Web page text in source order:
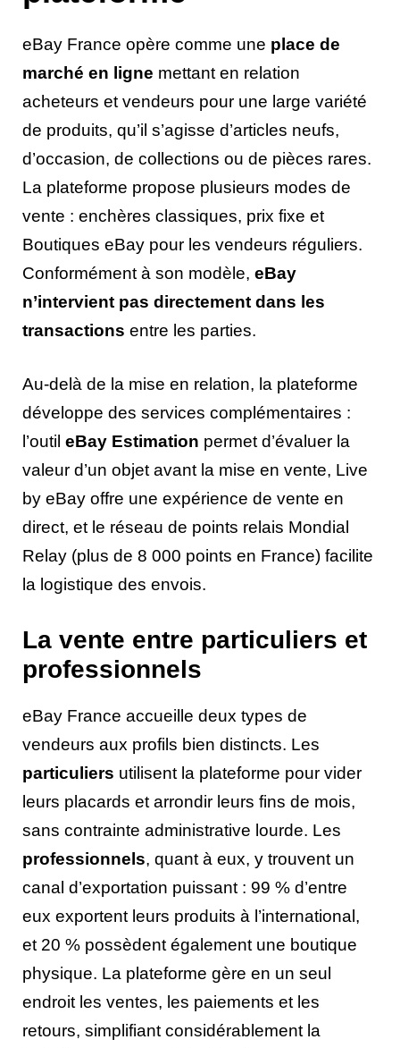
eBay France opère comme une place de
marché en ligne mettant en relation
acheteurs et vendeurs pour une large variété
de produits, qu’il s’agisse d’articles neufs,
d’occasion, de collections ou de pièces rares.
La plateforme propose plusieurs modes de
vente : enchères classiques, prix fixe et
Boutiques eBay pour les vendeurs réguliers.
Conformément à son modèle, eBay
n’intervient pas directement dans les
transactions entre les parties.
Au-delà de la mise en relation, la plateforme
développe des services complémentaires :
l’outil eBay Estimation permet d’évaluer la
valeur d’un objet avant la mise en vente, Live
by eBay offre une expérience de vente en
direct, et le réseau de points relais Mondial
Relay (plus de 8 000 points en France) facilite
la logistique des envois.
La vente entre particuliers et
professionnels
eBay France accueille deux types de
vendeurs aux profils bien distincts. Les
particuliers utilisent la plateforme pour vider
leurs placards et arrondir leurs fins de mois,
sans contrainte administrative lourde. Les
professionnels, quant à eux, y trouvent un
canal d’exportation puissant : 99 % d’entre
eux exportent leurs produits à l’international,
et 20 % possèdent également une boutique
physique. La plateforme gère en un seul
endroit les ventes, les paiements et les
retours, simplifiant considérablement la